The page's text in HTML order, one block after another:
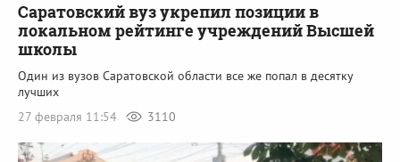
Саратовский вуз укрепил позиции в
локальном рейтинге учреждений Высшей
школы
Один из вузов Саратовской области все же попал в десятку
лучших
27 февраля 11:54
3110